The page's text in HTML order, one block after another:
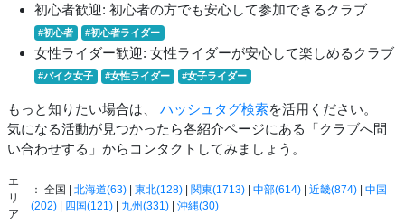
初心者歓迎: 初心者の方でも安心して参加できるクラブ
#初心者 #初心者ライダー
女性ライダー歓迎: 女性ライダーが安心して楽しめるクラブ
#バイク女子 #女性ライダー #女子ライダー
もっと知りたい場合は、 ハッシュタグ検索を活用ください。
気になる活動が見つかったら各紹介ページにある「クラブへ問
い合わせする」からコンタクトしてみましょう。
エ
リ
ア
： 全国 | 北海道(63)| 東北(128)| 関東(1713)| 中部(614)| 近畿(874)| 中国
(202)| 四国(121)| 九州(331)| 沖縄(30)